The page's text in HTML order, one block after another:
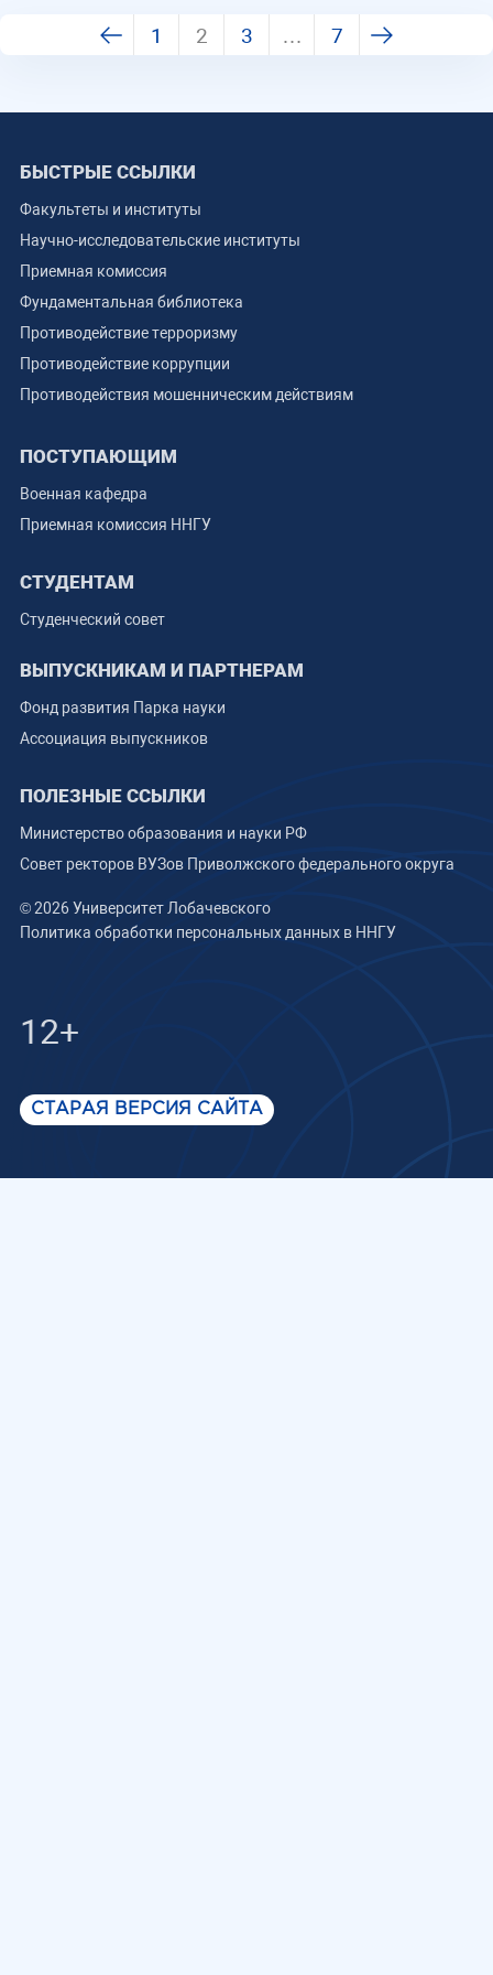
1 2 3 … 7
БЫСТРЫЕ ССЫЛКИ
Факультеты и институты
Научно-исследовательские институты
Приемная комиссия
Фундаментальная библиотека
Противодействие терроризму
Противодействие коррупции
Противодействия мошенническим действиям
ПОСТУПАЮЩИМ
Военная кафедра
Приемная комиссия ННГУ
СТУДЕНТАМ
Студенческий совет
ВЫПУСКНИКАМ И ПАРТНЕРАМ
Фонд развития Парка науки
Ассоциация выпускников
ПОЛЕЗНЫЕ ССЫЛКИ
Министерство образования и науки РФ
Совет ректоров ВУЗов Приволжского федерального округа
© 2026 Университет Лобачевского
Политика обработки персональных данных в ННГУ
12+
СТАРАЯ ВЕРСИЯ САЙТА